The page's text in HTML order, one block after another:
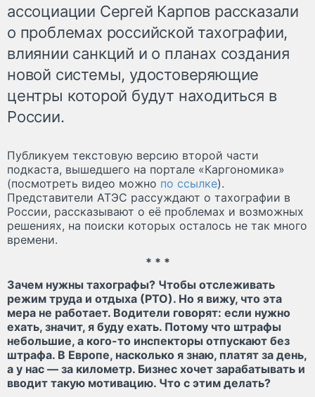
ассоциации Сергей Карпов рассказали
о проблемах российской тахографии,
влиянии санкций и о планах создания
новой системы, удостоверяющие
центры которой будут находиться в
России.
Публикуем текстовую версию второй части
подкаста, вышедшего на портале «Каргономика»
(посмотреть видео можно по ссылке).
Представители АТЭС рассуждают о тахографии в
России, рассказывают о её проблемах и возможных
решениях, на поиски которых осталось не так много
времени.
* * *
Зачем нужны тахографы? Чтобы отслеживать
режим труда и отдыха (РТО). Но я вижу, что эта
мера не работает. Водители говорят: если нужно
ехать, значит, я буду ехать. Потому что штрафы
небольшие, а кого-то инспекторы отпускают без
штрафа. В Европе, насколько я знаю, платят за день,
а у нас — за километр. Бизнес хочет зарабатывать и
вводит такую мотивацию. Что с этим делать?